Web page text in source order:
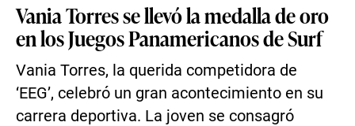
Vania Torres se llevó la medalla de oro
en los Juegos Panamericanos de Surf
Vania Torres, la querida competidora de
‘EEG’, celebró un gran acontecimiento en su
carrera deportiva. La joven se consagró